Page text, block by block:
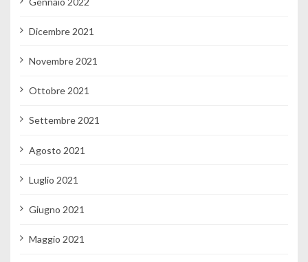
Dicembre 2021
Novembre 2021
Ottobre 2021
Settembre 2021
Agosto 2021
Luglio 2021
Giugno 2021
Maggio 2021